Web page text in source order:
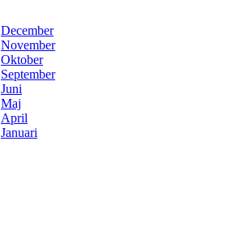
December
November
Oktober
September
Juni
Maj
April
Januari